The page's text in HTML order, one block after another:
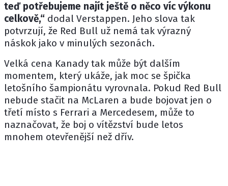
teď potřebujeme najít ještě o něco víc výkonu
celkově,“ dodal Verstappen. Jeho slova tak
potvrzují, že Red Bull už nemá tak výrazný
náskok jako v minulých sezonách.
Velká cena Kanady tak může být dalším
momentem, který ukáže, jak moc se špička
letošního šampionátu vyrovnala. Pokud Red Bull
nebude stačit na McLaren a bude bojovat jen o
třetí místo s Ferrari a Mercedesem, může to
naznačovat, že boj o vítězství bude letos
mnohem otevřenější než dřív.